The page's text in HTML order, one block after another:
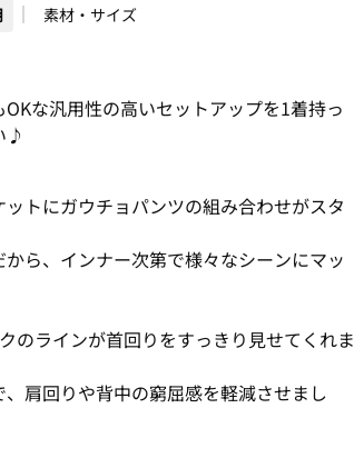
素材・サイズ
な汎用性の高いセットアップを1着持っ
♪
トにガウチョパンツの組み合わせがスタ
ら、インナー次第で様々なシーンにマッ
のラインが首回りをすっきり見せてくれま
肩回りや背中の窮屈感を軽減させまし